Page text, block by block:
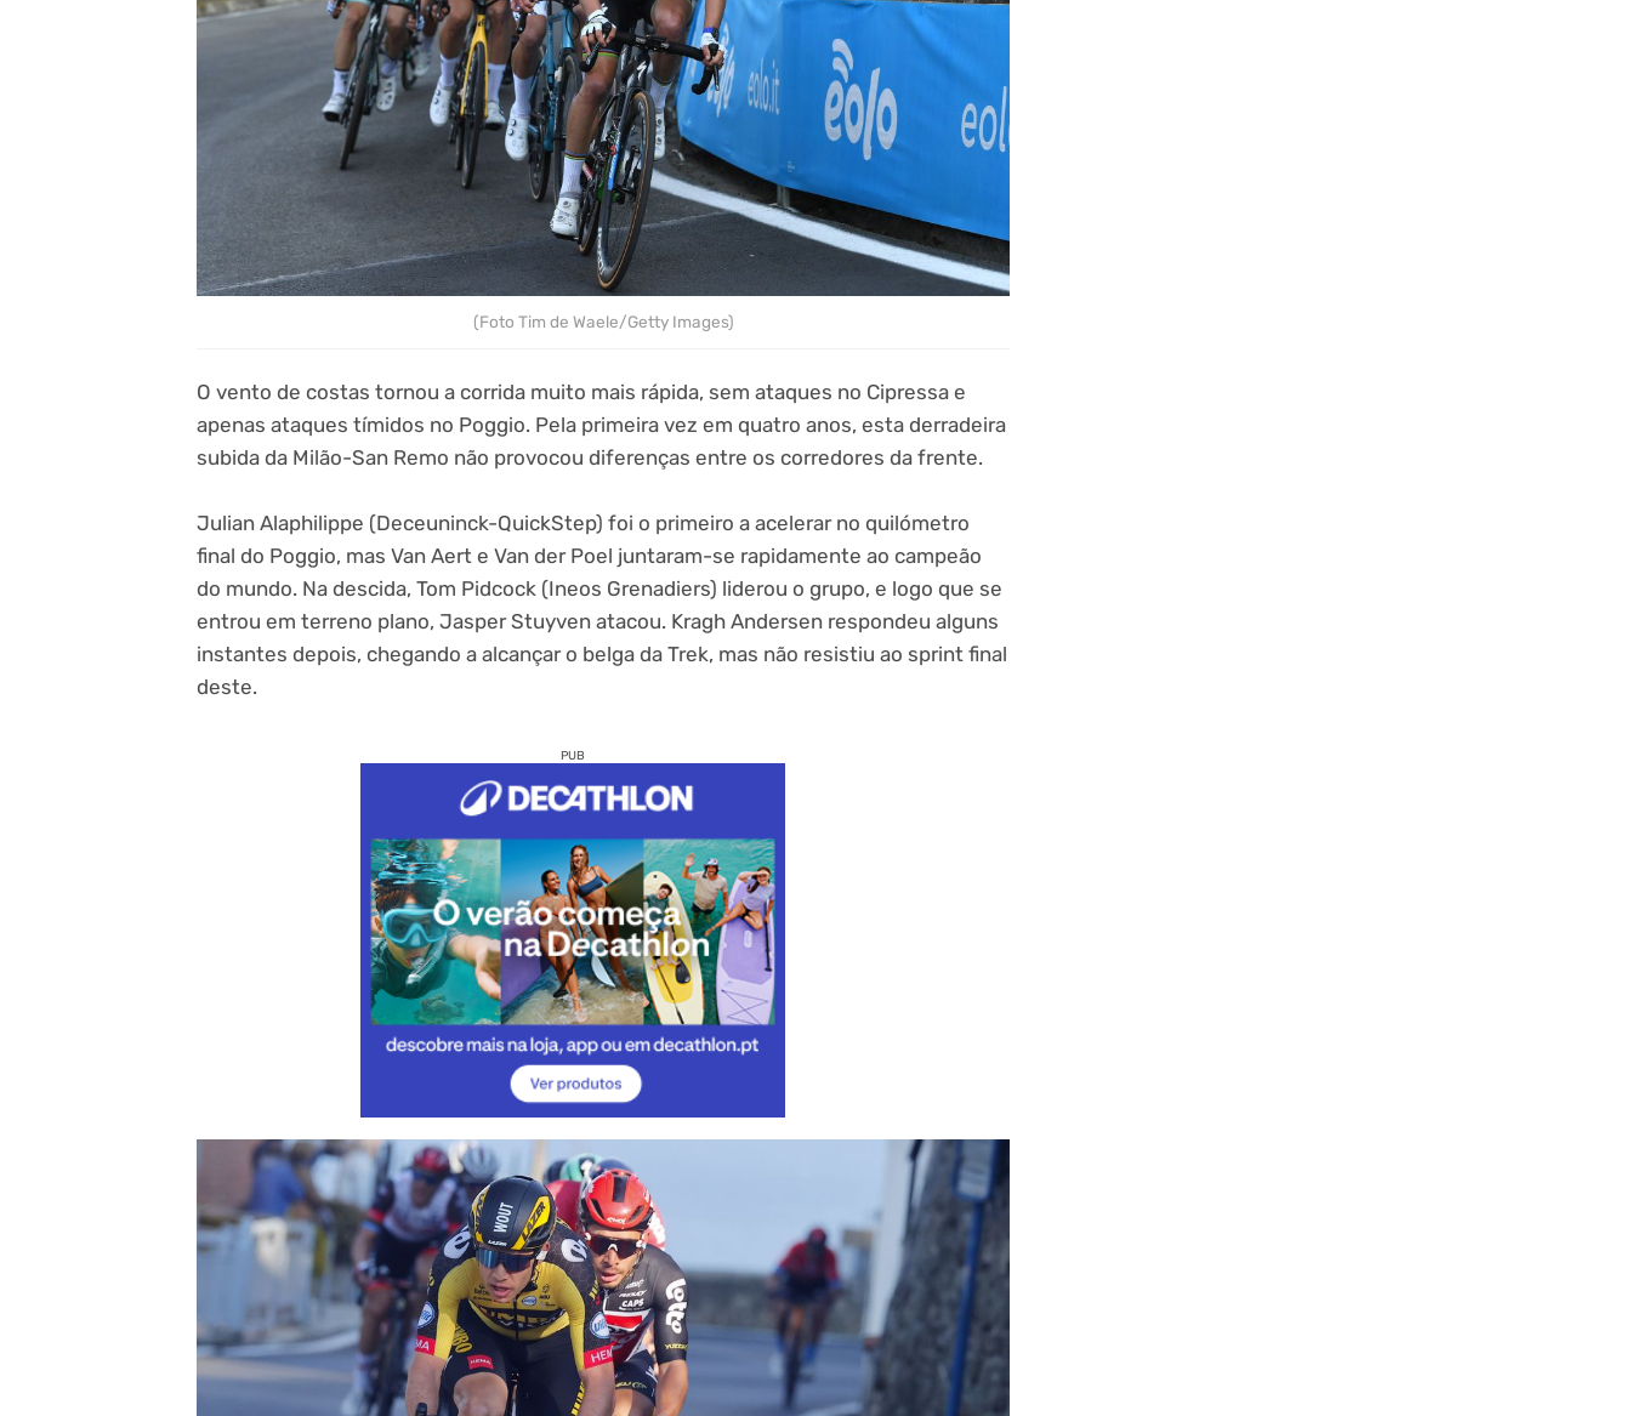
(Foto Tim de Waele/Getty Images)
O vento de costas tornou a corrida muito mais rápida, sem ataques no Cipressa e
apenas ataques tímidos no Poggio. Pela primeira vez em quatro anos, esta derradeira
subida da Milão-San Remo não provocou diferenças entre os corredores da frente.
Julian Alaphilippe (Deceuninck-QuickStep) foi o primeiro a acelerar no quilómetro
final do Poggio, mas Van Aert e Van der Poel juntaram-se rapidamente ao campeão
do mundo. Na descida, Tom Pidcock (Ineos Grenadiers) liderou o grupo, e logo que se
entrou em terreno plano, Jasper Stuyven atacou. Kragh Andersen respondeu alguns
instantes depois, chegando a alcançar o belga da Trek, mas não resistiu ao sprint final
deste.
PUB